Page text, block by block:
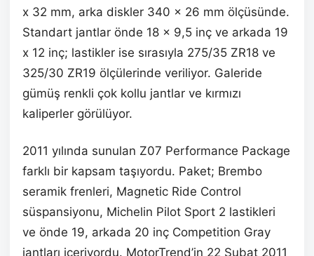
x 32 mm, arka diskler 340 x 26 mm ölçüsünde.
Standart jantlar önde 18 x 9,5 inç ve arkada 19
x 12 inç; lastikler ise sırasıyla 275/35 ZR18 ve
325/30 ZR19 ölçülerinde veriliyor. Galeride
gümüş renkli çok kollu jantlar ve kırmızı
kaliperler görülüyor.
2011 yılında sunulan Z07 Performance Package
farklı bir kapsam taşıyordu. Paket; Brembo
seramik frenleri, Magnetic Ride Control
süspansiyonu, Michelin Pilot Sport 2 lastikleri
ve önde 19, arkada 20 inç Competition Gray
jantları içeriyordu. MotorTrend’in 22 Şubat 2011